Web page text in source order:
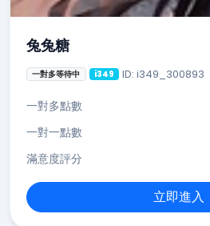
兔兔糖
一對多等待中 i349 ID: i349_300893
一對多點數
一對一點數
滿意度評分
立即進入